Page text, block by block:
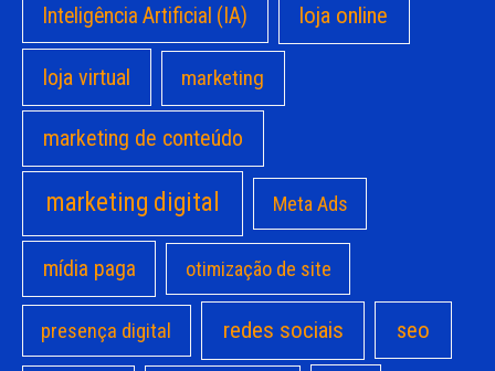
Inteligência Artificial (IA) loja online
loja virtual marketing
marketing de conteúdo
marketing digital Meta Ads
mídia paga otimização de site
presença digital redes sociais seo